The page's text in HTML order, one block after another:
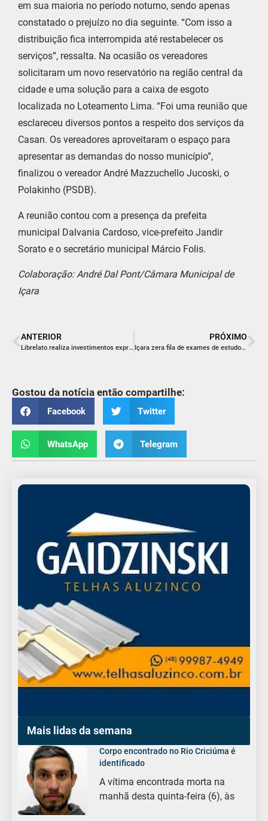
em sua maioria no período noturno, sendo apenas
constatado o prejuízo no dia seguinte. “Com isso a
distribuição fica interrompida até restabelecer os
serviços”, ressalta. Na ocasião os vereadores
solicitaram um novo reservatório na região central da
cidade e uma solução para a caixa de esgoto
localizada no Loteamento Lima. “Foi uma reunião que
esclareceu diversos pontos a respeito dos serviços da
Casan. Os vereadores aproveitaram o espaço para
apresentar as demandas do nosso município”,
finalizou o vereador André Mazzuchello Jucoski, o
Polakinho (PSDB).
A reunião contou com a presença da prefeita
municipal Dalvania Cardoso, vice-prefeito Jandir
Sorato e o secretário municipal Márcio Folis.
Colaboração: André Dal Pont/Câmara Municipal de
Içara
ANTERIOR
Librelato realiza investimentos expressivos em Tecnologia da Informação
PRÓXIMO
Içara zera fila de exames de estudo urodinâmico
Gostou da notícia então compartilhe:
Facebook Twitter
WhatsApp Telegram
Mais lidas da semana
Corpo encontrado no Rio Criciúma é
identificado
A vítima encontrada morta na
manhã desta quinta-feira (6), às